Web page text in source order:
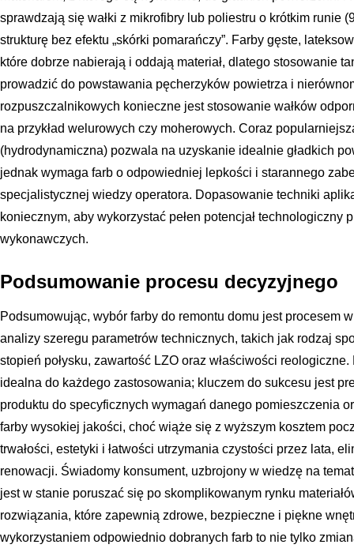
sprawdzają się wałki z mikrofibry lub poliestru o krótkim runie
strukturę bez efektu „skórki pomarańczy”. Farby gęste,
które dobrze nabierają i oddają materiał, dlatego stosowanie
prowadzić do powstawania pęcherzyków powietrza i
rozpuszczalnikowych konieczne jest stosowanie wałków
na przykład welurowych czy moherowych. Coraz
(hydrodynamiczna) pozwala na uzyskanie idealnie gładkich
jednak wymaga farb o odpowiedniej lepkości i starannego
specjalistycznej wiedzy operatora. Dopasowanie techniki
koniecznym, aby wykorzystać pełen potencjał technologiczny
wykonawczych.
Podsumowanie procesu decyzyjnego
Podsumowując, wybór farby do remontu domu jest procesem
analizy szeregu parametrów technicznych, takich jak rodzaj
stopień połysku, zawartość LZO oraz właściwości
idealna do każdego zastosowania; kluczem do sukcesu jest
produktu do specyficznych wymagań danego pomieszczenia
farby wysokiej jakości, choć wiąże się z wyższym kosztem
trwałości, estetyki i łatwości utrzymania czystości przez lata,
renowacji. Świadomy konsument, uzbrojony w wiedzę na
jest w stanie poruszać się po skomplikowanym rynku
rozwiązania, które zapewnią zdrowe, bezpieczne i piękne
wykorzystaniem odpowiednio dobranych farb to nie tylko